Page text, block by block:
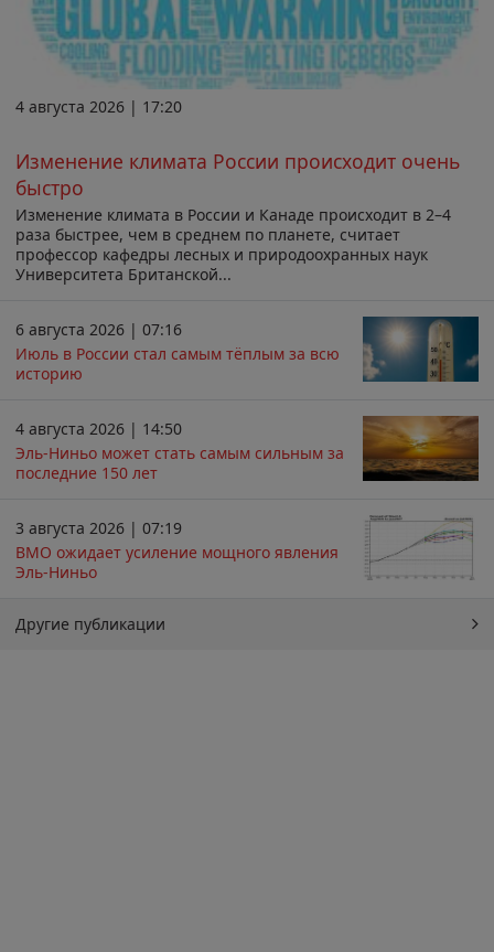
4 августа 2026 | 17:20
Изменение климата России происходит очень
быстро
Изменение климата в России и Канаде происходит в 2–4
раза быстрее, чем в среднем по планете, считает
профессор кафедры лесных и природоохранных наук
Университета Британской...
6 августа 2026 | 07:16
Июль в России стал самым тёплым за всю
историю
4 августа 2026 | 14:50
Эль-Ниньо может стать самым сильным за
последние 150 лет
3 августа 2026 | 07:19
ВМО ожидает усиление мощного явления
Эль-Ниньо
Другие публикации